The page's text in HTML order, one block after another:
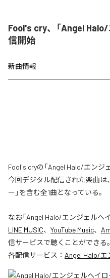
Fool's cry、「Angel
信開始
新曲情報
Fool's cryの「Angel Halo/エンジ
今回デジタル配信された楽曲は
ー」を含む全1曲となっている。
なお「Angel Halo/エンジェルヘ
LINE MUSIC、 YouTube Music、
信サービスで聴くことができる。
各配信サービス： Angel Halo/